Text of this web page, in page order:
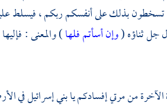
تسخطون بذلك على أنفسكم ربكم ، فيسلط
جل ثناؤه (وإن أسأتم فلها) والمعنى :
من مرتي إفسادكم يابني إسرائيلفي